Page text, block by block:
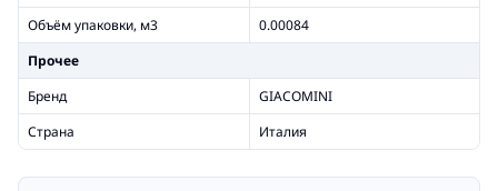
Объём упаковки, м3
0.00084
Прочее
Бренд
GIACOMINI
Страна
Италия